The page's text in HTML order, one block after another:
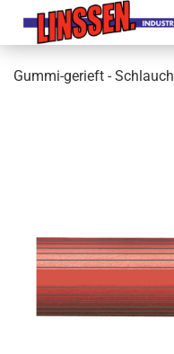
Gummi-gerieft - Schlauch